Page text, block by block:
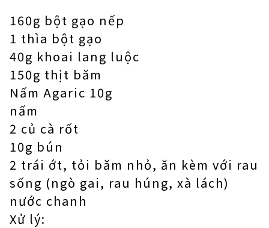
160g bột gạo nếp
1 thìa bột gạo
40g khoai lang luộc
150g thịt băm
Nấm Agaric 10g
nấm
2 củ cà rốt
10g bún
2 trái ớt, tỏi băm nhỏ, ăn kèm với rau
sống (ngò gai, rau húng, xà lách)
nước chanh
Xử lý: